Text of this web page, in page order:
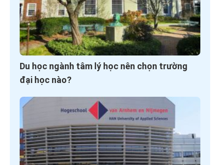
Du học ngành tâm lý học nên chọn trường
đại học nào?